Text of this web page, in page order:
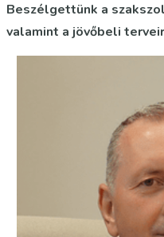
Beszélgettünk a
valamint a jövőbeli